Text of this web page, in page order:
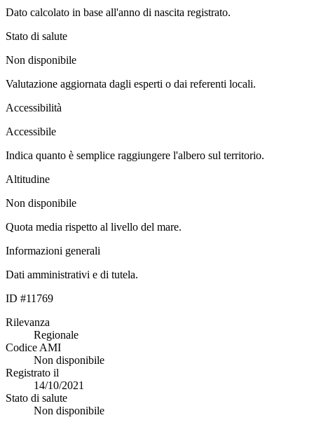
Dato calcolato in base all'anno di nascita registrato.
Stato di salute
Non disponibile
Valutazione aggiornata dagli esperti o dai referenti locali.
Accessibilità
Accessibile
Indica quanto è semplice raggiungere l'albero sul territorio.
Altitudine
Non disponibile
Quota media rispetto al livello del mare.
Informazioni generali
Dati amministrativi e di tutela.
ID #11769
Rilevanza
Regionale
Codice AMI
Non disponibile
Registrato il
14/10/2021
Stato di salute
Non disponibile